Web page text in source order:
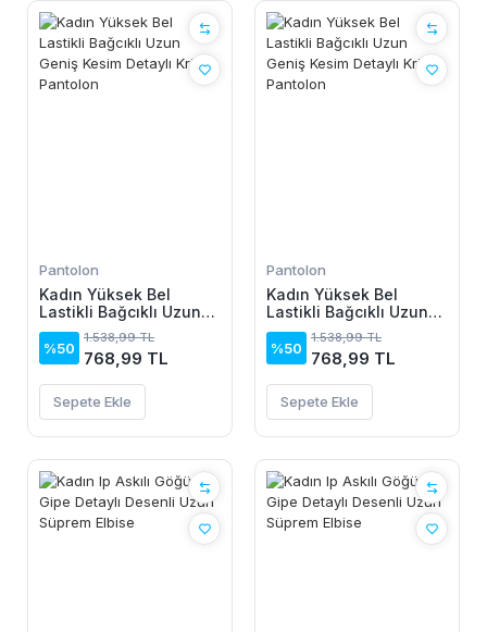
Pantolon
Kadın Yüksek Bel
Lastikli Bağcıklı Uzun
Geniş Kesim Detaylı
Krinkıl Pantolon
%50
1.538,99 TL
768,99 TL
Sepete Ekle
Pantolon
Kadın Yüksek Bel
Lastikli Bağcıklı Uzun
Geniş Kesim Detaylı
Krinkıl Pantolon
%50
1.538,99 TL
768,99 TL
Sepete Ekle